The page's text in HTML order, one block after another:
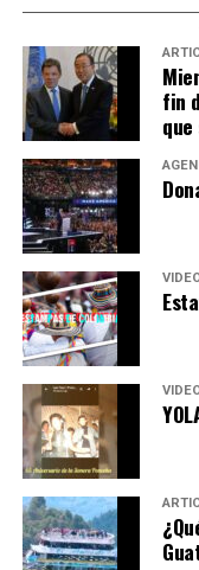
fin